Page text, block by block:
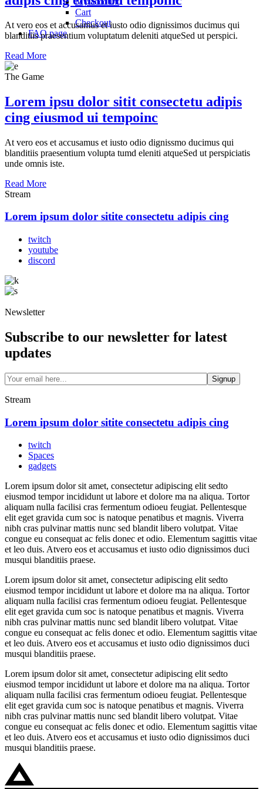
Cart
Checkout
FAQ page
At vero eos et accusamus et iusto odio dignissimos ducimus qui
blanditiis praesentium voluptatum deleniti atqueSed ut perspici.
Read More
The Game
Lorem ipsu dolor sitit consectetu adipis
cing eiusmod ui tempoinc
At vero eos et accusamus et iusto odio dignissmo ducimus qui
blanditiis praesentium volupta tumd eleniti atqueSed ut perspiciatis
unde omnis iste.
Read More
Stream
Lorem ipsum dolor sitite consectetu adipis cing
twitch
youtube
discord
Newsletter
Subscribe to our newsletter for latest
updates
Signup
Stream
Lorem ipsum dolor sitite consectetu adipis cing
twitch
Spaces
gadgets
Lorem ipsum dolor sit amet, consectetur adipiscing elit sedto
eiusmod tempor incididunt ut labore et dolore ma na aliqua. Tortor
aliquam nulla facilisi cras fermentum odioeu feugiat. Pellentesque
elit eget gravida cum soc is natoque penatibus et magnis. Viverra
nibh cras pulvinar mattis nunc sed blandit libero volutpat. Vitae
congue eu consequat ac felis donec et odio. Elementum sagittis vitae
et leo duis. Atvero eos et accusamus et iusto odio dignissimos duci
musqui blanditiis praese.
Lorem ipsum dolor sit amet, consectetur adipiscing elit sedto
eiusmod tempor incididunt ut labore et dolore ma na aliqua. Tortor
aliquam nulla facilisi cras fermentum odioeu feugiat. Pellentesque
elit eget gravida cum soc is natoque penatibus et magnis. Viverra
nibh cras pulvinar mattis nunc sed blandit libero volutpat. Vitae
congue eu consequat ac felis donec et odio. Elementum sagittis vitae
et leo duis. Atvero eos et accusamus et iusto odio dignissimos duci
musqui blanditiis praese.
Lorem ipsum dolor sit amet, consectetur adipiscing elit sedto
eiusmod tempor incididunt ut labore et dolore ma na aliqua. Tortor
aliquam nulla facilisi cras fermentum odioeu feugiat. Pellentesque
elit eget gravida cum soc is natoque penatibus et magnis. Viverra
nibh cras pulvinar mattis nunc sed blandit libero volutpat. Vitae
congue eu consequat ac felis donec et odio. Elementum sagittis vitae
et leo duis. Atvero eos et accusamus et iusto odio dignissimos duci
musqui blanditiis praese.